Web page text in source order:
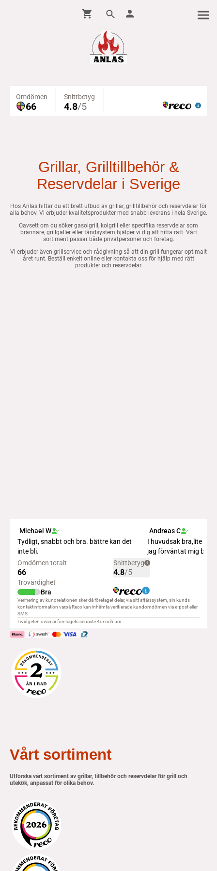
Grillar, Grilltillbehör &
Reservdelar i Sverige
Hos Anlas hittar du ett brett utbud av grillar, grilltillbehör och reservdelar för
alla behov. Vi erbjuder kvalitetsprodukter med snabb leverans i hela Sverige.
Oavsett om du söker gasolgrill, kolgrill eller specifika reservdelar som
brännare, grillgaller eller tändsystem hjälper vi dig att hitta rätt. Vårt
sortiment passar både privatpersoner och företag.
Vi erbjuder även grillservice och rådgivning så att din grill fungerar optimalt
året runt. Beställ enkelt online eller kontakta oss för hjälp med rätt
produkter och reservdelar.
Vårt sortiment
Utforska vårt sortiment av grillar, tillbehör och reservdelar för grill och
utekök, anpassat för olika behov.